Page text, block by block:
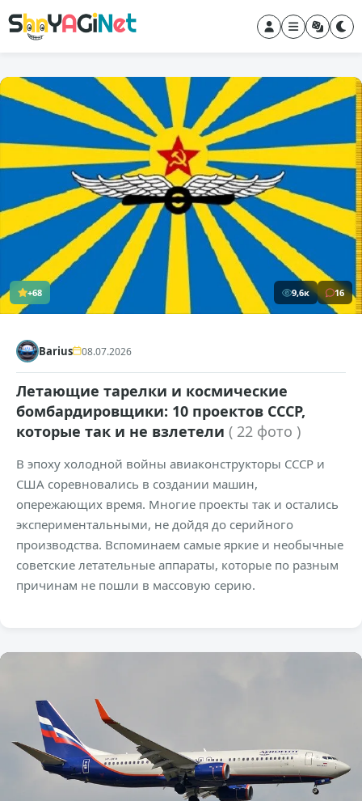
+68 9,6к 16
Barius 08.07.2026
Летающие тарелки и космические
бомбардировщики: 10 проектов СССР,
которые так и не взлетели ( 22 фото )
В эпоху холодной войны авиаконструкторы СССР и
США соревновались в создании машин,
опережающих время. Многие проекты так и остались
экспериментальными, не дойдя до серийного
производства. Вспоминаем самые яркие и необычные
советские летательные аппараты, которые по разным
причинам не пошли в массовую серию.